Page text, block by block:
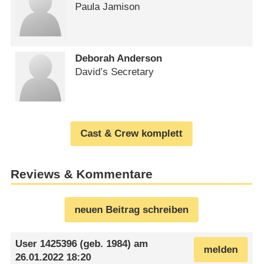
Paula Jamison
Deborah Anderson
David’s Secretary
Cast & Crew komplett
Reviews & Kommentare
neuen Beitrag schreiben
melden
User 1425396 (geb. 1984) am
26.01.2022 18:20